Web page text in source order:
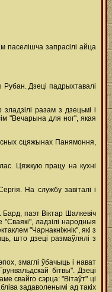
паселішча запрасілі айца
Дзеці падрыхтавалі
разам з дзецьмі і
"Вечарына для ног", якая
сцяжынах Панямоння,
Цяжкую працу на кухні
На службу завіталі і
паэт Віктар Шалкевіч
ладзілі народныя
"Чарнакніжнік", які з
што дзеці размаўлялі з
змаглі ўбачыць і нават
бітвы". Дзеці
свайго сэрца: "Вітаўт" ці
задаволенымі ад такіх